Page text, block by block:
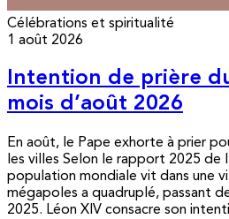
Célébrations et spiritualité
1 août 2026
Intention de prière
mois d’août 2026
En août, le Pape exhorte à prier
les villes Selon le rapport 2025 de
population mondiale vit dans une
mégapoles a quadruplé, passant
2025. Léon XIV consacre son